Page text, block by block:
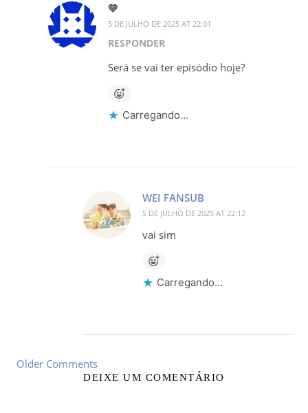
💛
5 DE JULHO DE 2025 AT 22:01
RESPONDER
Será se vai ter episódio hoje?
Carregando...
WEI FANSUB
5 DE JULHO DE 2025 AT 22:12
vai sim
Carregando...
Older Comments
DEIXE UM COMENTÁRIO